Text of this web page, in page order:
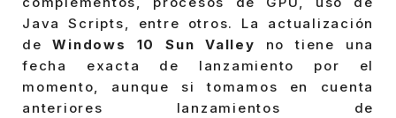
Java Scripts, entre otros. La actualización
deWindows 10 Sun Valley no tiene una
fecha exacta de lanzamiento por el
momento, aunque si tomamos en cuenta
anteriores lanzamientos de